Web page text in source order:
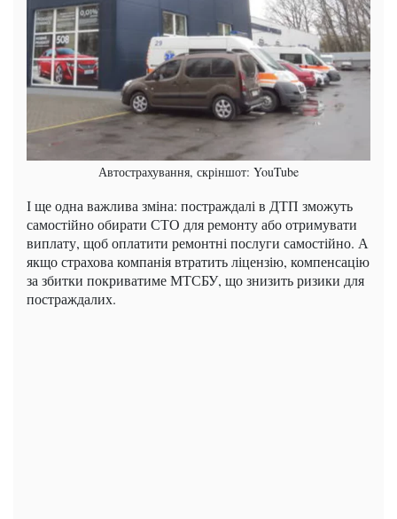
Автострахування, скріншот: YouTube
І ще одна важлива зміна: постраждалі в ДТП зможуть
самостійно обирати СТО для ремонту або отримувати
виплату, щоб оплатити ремонтні послуги самостійно. А
якщо страхова компанія втратить ліцензію, компенсацію
за збитки покриватиме МТСБУ, що знизить ризики для
постраждалих.